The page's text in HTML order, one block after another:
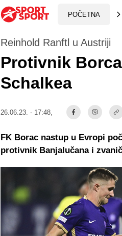
POČETNA
Reinhold Ranftl u Austriji
Protivnik
Schalkea
26.06.23. - 17:48,
FK Borac nastup u Evropi
protivnik Banjalučana i